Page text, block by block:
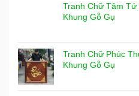
Tranh Chữ Tâm
Khung Gỗ Gụ
Tranh Chữ Phúc
Khung Gỗ Gụ